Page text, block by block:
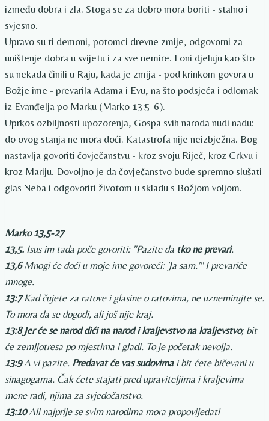
između dobra i zla. Stoga se za dobro mora boriti - stalno i
svjesno.
Upravo su ti demoni, potomci drevne zmije, odgovorni za
uništenje dobra u svijetu i za sve nemire. I oni djeluju kao što
su nekada činili u Raju, kada je zmija - pod krinkom govora u
Božje ime - prevarila Adama i Evu, na što podsjeća i odlomak
iz Evanđelja po Marku (Marko 13:5-6).
Uprkos ozbiljnosti upozorenja, Gospa svih naroda nudi nadu:
do ovog stanja ne mora doći. Katastrofa nije neizbježna. Bog
nastavlja govoriti čovječanstvu - kroz svoju Riječ, kroz Crkvu i
kroz Mariju. Dovoljno je da čovječanstvo bude spremno slušati
glas Neba i odgovoriti životom u skladu s Božjom voljom.
Marko 13,5-27
13,5. Isus im tada poče govoriti: "Pazite da tko ne prevari.
13,6Mnogi će doći u moje ime govoreći: 'Ja sam.'" I prevariće
mnoge.
13:7Kad čujete za ratove i glasine o ratovima, ne uznemirujte se.
To mora da se dogodi, ali još nije kraj.
13:8 Jer će se narod dići na narod i kraljevstvo na kraljevstvo; bit
će zemljotresa po mjestima i gladi. To je početak nevolja.
13:9A vi pazite. Predavat će vas sudovimai bit ćete bičevani u
sinagogama. Čak ćete stajati pred upraviteljima i kraljevima
mene radi, njima za svjedočanstvo.
13:10Ali najprije se svim narodima mora propovijedati